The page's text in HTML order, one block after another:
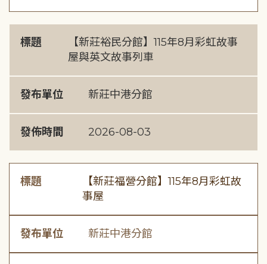
標題
【新莊裕民分館】115年8月彩虹故事
屋與英文故事列車
發布單位 新莊中港分館
發佈時間 2026-08-03
標題
【新莊福營分館】115年8月彩虹故
事屋
發布單位 新莊中港分館